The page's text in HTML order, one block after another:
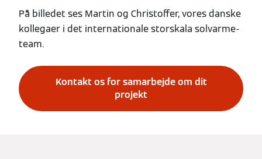
På billedet ses Martin og Christoffer, vores danske
kollegaer i det internationale storskala solvarme-
team.
Kontakt os for samarbejde om dit
projekt